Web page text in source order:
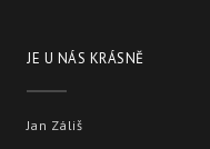
JE U NÁS KRÁSNĚ
Jan Záliš